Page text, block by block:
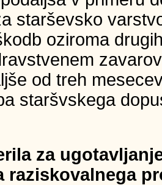
starševsko
oziroma
od treh
staršvskega
za
raziskovalnega